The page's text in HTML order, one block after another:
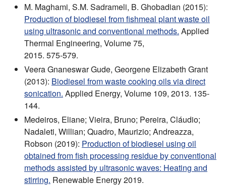
M. Maghami, S.M. Sadrameli, B. Ghobadian (2015):
Production of biodiesel from fishmeal plant waste oil
using ultrasonic and conventional methods. Applied
Thermal Engineering, Volume 75,
2015. 575-579.
Veera Gnaneswar Gude, Georgene Elizabeth Grant
(2013): Biodiesel from waste cooking oils via direct
sonication. Applied Energy, Volume 109, 2013. 135-
144.
Medeiros, Eliane; Vieira, Bruno; Pereira, Cláudio;
Nadaleti, Willian; Quadro, Maurizio; Andreazza,
Robson (2019): Production of biodiesel using oil
obtained from fish processing residue by conventional
methods assisted by ultrasonic waves: Heating and
stirring. Renewable Energy 2019.